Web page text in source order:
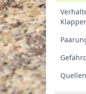
Quellen